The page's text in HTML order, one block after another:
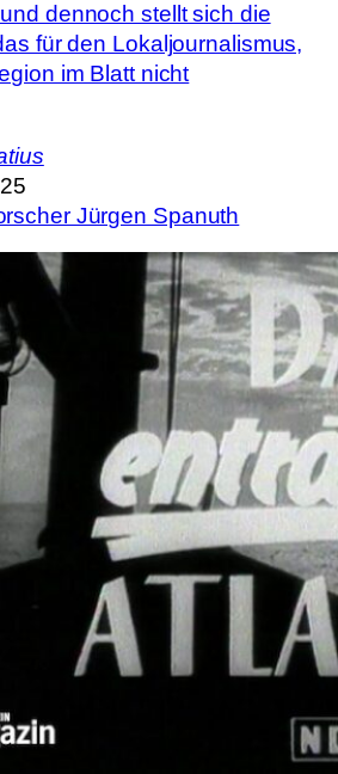
dennoch stellt sich die
für den Lokaljournalismus,
im Blatt nicht
Jürgen Spanuth